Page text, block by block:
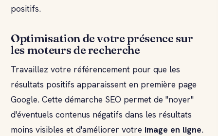
positifs.
Optimisation de votre présence sur
les moteurs de recherche
Travaillez votre référencement pour que les
résultats positifs apparaissent en première page
Google. Cette démarche SEO permet de "noyer"
d'éventuels contenus négatifs dans les résultats
moins visibles et d'améliorer votre image en ligne.